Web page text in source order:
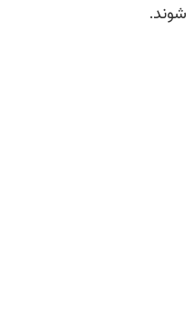
شوند.